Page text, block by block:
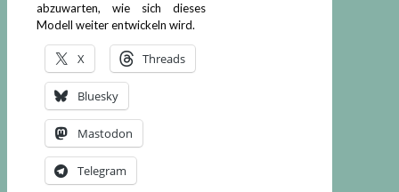
abzuwarten, wie sich dieses
Modell weiter entwickeln wird.
X Threads
Bluesky
Mastodon
Telegram